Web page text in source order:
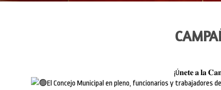
¡Ú𝐧𝐞𝐭𝐞 𝐚 𝐥𝐚
El Concejo Municipal en pleno, funcionarios y trabajadores